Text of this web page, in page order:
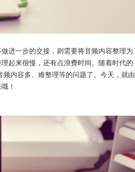
进一步的交接，则需要将音频内容整理为
起来很慢，还有点浪费时间。随着时代的
内容多、难整理等的问题了。今天，就由
！